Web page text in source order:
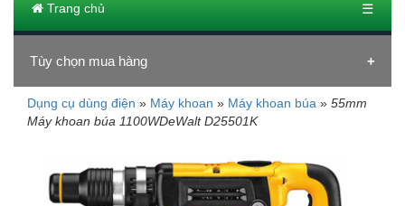
Trang chủ ☰
Tùy chọn mua hàng
Đang tải dữ liệu
Dụng cụ dùng điện » Máy khoan » Máy khoan búa » 55mm
Máy khoan búa 1100WDeWalt D25501K